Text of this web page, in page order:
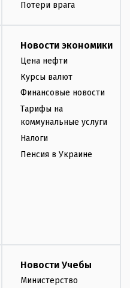
Потери врага
Новости экономики
Цена нефти
Курсы валют
Финансовые новости
Тарифы на
коммунальные услуги
Налоги
Пенсия в Украине
Новости Учебы
Министерство